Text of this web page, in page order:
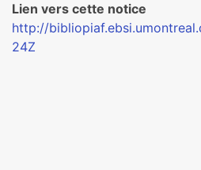
Lien vers cette notice
http://
24Z